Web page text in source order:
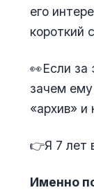
его
короткий
👀Если за
зачем
«архив» и
👉Я 7 лет
Именно